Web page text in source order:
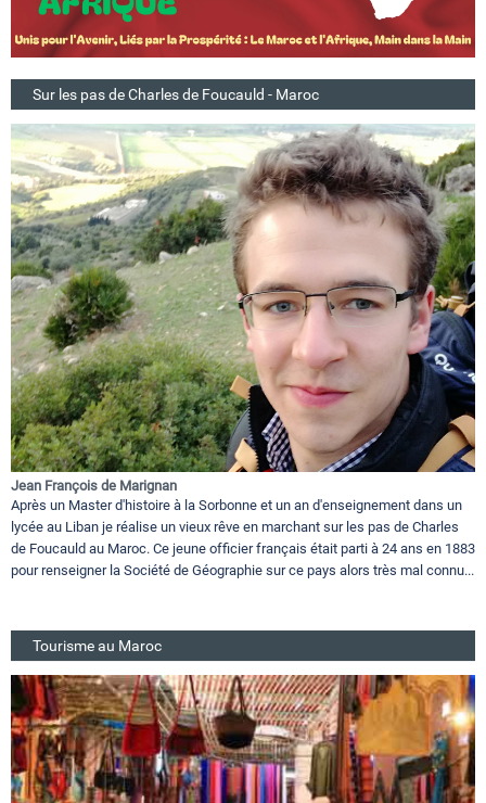
Sur les pas de Charles de Foucauld - Maroc
Jean François de Marignan
Après un Master d'histoire à la Sorbonne et un an d'enseignement dans un
lycée au Liban je réalise un vieux rêve en marchant sur les pas de Charles
de Foucauld au Maroc. Ce jeune officier français était parti à 24 ans en 1883
pour renseigner la Société de Géographie sur ce pays alors très mal connu...
Tourisme au Maroc